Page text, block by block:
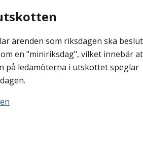
ärenden som riksdagen ska
en "miniriksdag", vilket innebär
på ledamöterna i utskottet speglar